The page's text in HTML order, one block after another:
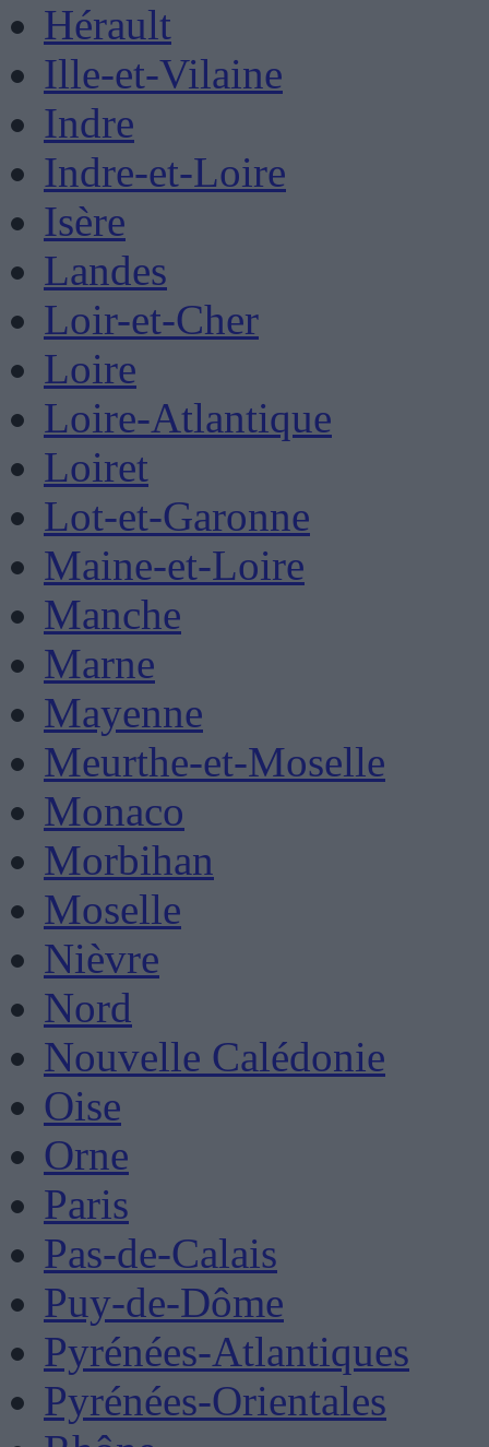
Hérault
Ille-et-Vilaine
Indre
Indre-et-Loire
Isère
Landes
Loir-et-Cher
Loire
Loire-Atlantique
Loiret
Lot-et-Garonne
Maine-et-Loire
Manche
Marne
Mayenne
Meurthe-et-Moselle
Monaco
Morbihan
Moselle
Nièvre
Nord
Nouvelle Calédonie
Oise
Orne
Paris
Pas-de-Calais
Puy-de-Dôme
Pyrénées-Atlantiques
Pyrénées-Orientales